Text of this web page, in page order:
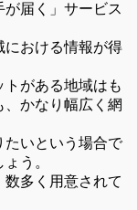
届く」サービス
における情報が得
がある地域はも
かなり幅広く網
たいという場合で
う。
数多く用意されて